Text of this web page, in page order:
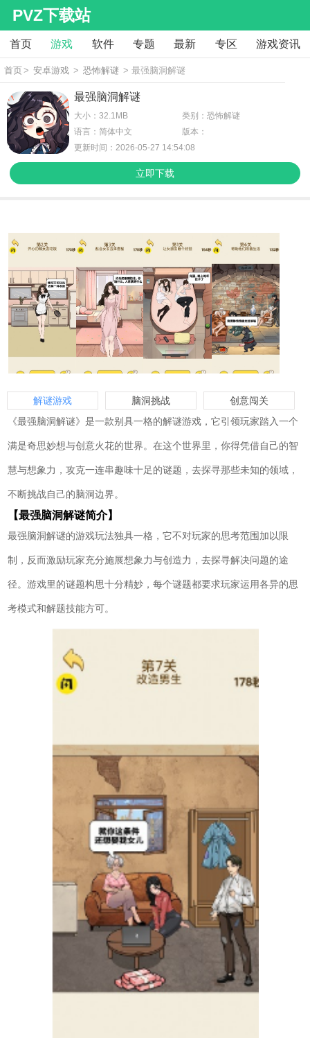
PVZ下载站
首页 游戏 软件 专题 最新 专区 游戏资讯
首页> 安卓游戏 > 恐怖解谜 > 最强脑洞解谜
最强脑洞解谜
大小：32.1MB
类别：恐怖解谜
语言：简体中文
版本：
更新时间：2026-05-27 14:54:08
立即下载
解谜游戏 脑洞挑战
创意闯关
《最强脑洞解谜》是一款别具一格的解谜游戏，它引领玩家踏入一个
满是奇思妙想与创意火花的世界。在这个世界里，你得凭借自己的智
慧与想象力，攻克一连串趣味十足的谜题，去探寻那些未知的领域，
不断挑战自己的脑洞边界。
【最强脑洞解谜简介】
最强脑洞解谜的游戏玩法独具一格，它不对玩家的思考范围加以限
制，反而激励玩家充分施展想象力与创造力，去探寻解决问题的途
径。游戏里的谜题构思十分精妙，每个谜题都要求玩家运用各异的思
考模式和解题技能方可。